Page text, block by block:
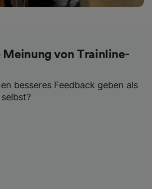
Meinung von Trainline-
besseres Feedback geben als